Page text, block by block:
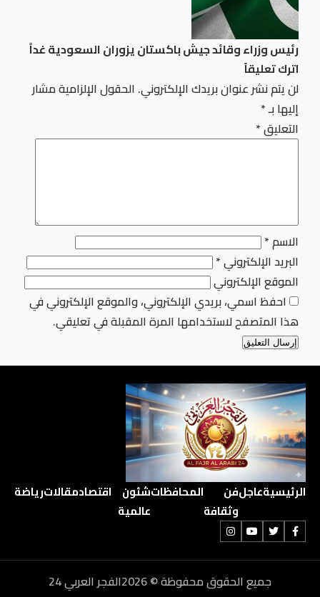
رئيس وزراء وقائد جيش باكستان يزوران السعودية غداً
اترك تعليقاً
لن يتم نشر عنوان بريدك الإلكتروني. الحقول الإلزامية مشار
إليها بـ*
التعليق*
الاسم*
البريد الإلكتروني*
الموقع الإلكتروني
احفظ اسمي، بريدي الإلكتروني، والموقع الإلكتروني في
هذا المتصفح لاستخدامها المرة المقبلة في تعليقي.
الرئيسيةعاجلفن
وثقافة
المحافظاتشئون
عالمية
اقتصادمقالاترياضة
جميع الحقوق محفوظة © 2026الفجر العربي 24